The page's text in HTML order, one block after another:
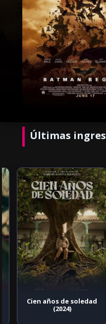
Últimas
Cien años de soledad
(2024)